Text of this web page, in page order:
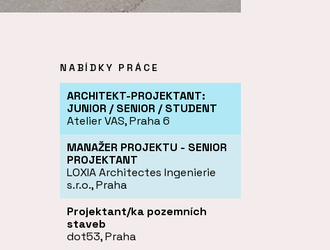
NABÍDKY PRÁCE
ARCHITEKT-PROJEKTANT:
JUNIOR / SENIOR / STUDENT
Atelier VAS, Praha 6
MANAŽER PROJEKTU - SENIOR
PROJEKTANT
LOXIA Architectes Ingenierie
s.r.o., Praha
Projektant/ka pozemních
staveb
dot53, Praha